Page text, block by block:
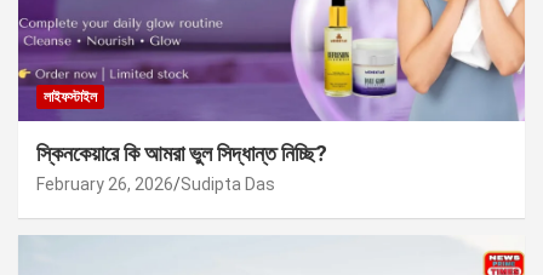
লাইফস্টাইল
স্কিনকেয়ারে কি আমরা ভুল সিদ্ধান্ত নিচ্ছি?
February 26, 2026 Sudipta Das